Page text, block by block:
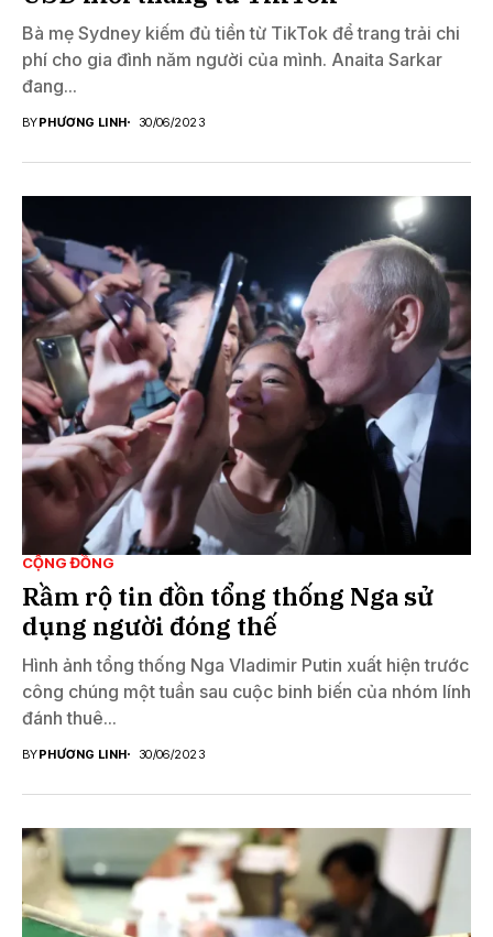
Bà mẹ Sydney kiếm đủ tiền từ TikTok để trang trải chi
phí cho gia đình năm người của mình. Anaita Sarkar
đang...
BYPHƯƠNG LINH 30/06/2023
CỘNG ĐỒNG
Rầm rộ tin đồn tổng thống Nga sử
dụng người đóng thế
Hình ảnh tổng thống Nga Vladimir Putin xuất hiện trước
công chúng một tuần sau cuộc binh biến của nhóm lính
đánh thuê...
BYPHƯƠNG LINH 30/06/2023